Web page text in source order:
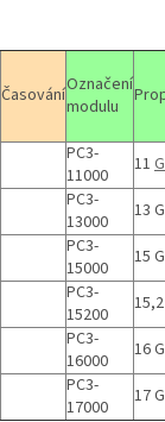
ČasováníOznačení
modulu
PC3-
11000
11
PC3-
13000
13
PC3-
15000
15
PC3-
15200
PC3-
16000
16
PC3-
17000
17